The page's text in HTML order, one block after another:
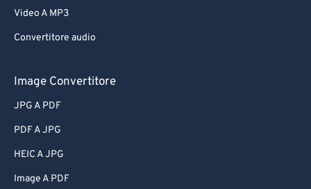
Video A MP3
Convertitore audio
Image Convertitore
JPG A PDF
PDF A JPG
HEIC A JPG
Image A PDF